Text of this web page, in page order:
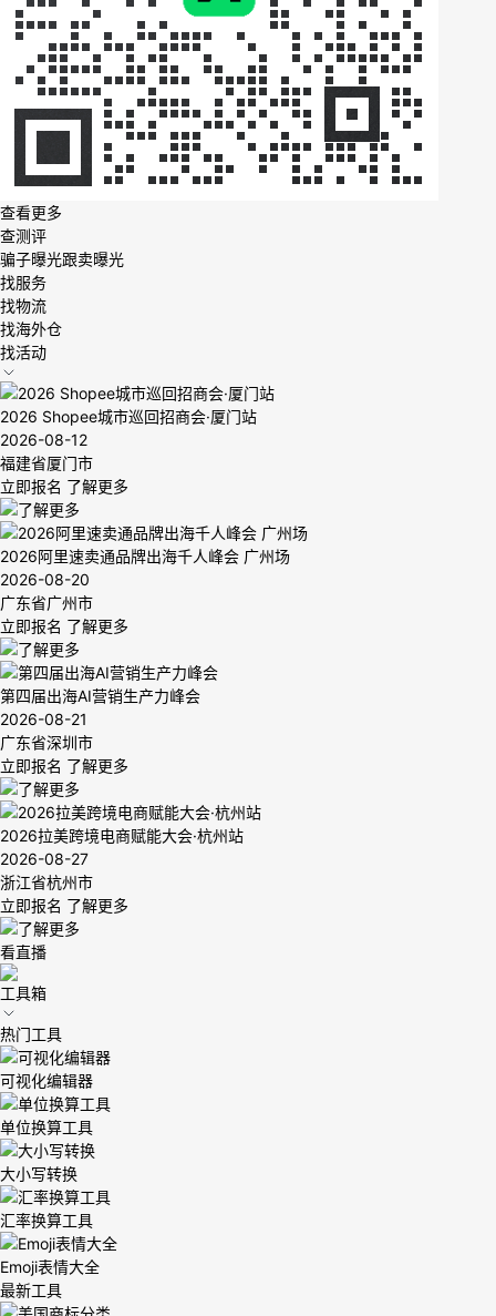
查看更多
查测评
骗子曝光跟卖曝光
找服务
找物流
找海外仓
找活动
2026 Shopee城市巡回招商会·厦门站
2026-08-12
福建省厦门市
立即报名 了解更多
2026阿里速卖通品牌出海千人峰会 广州场
2026-08-20
广东省广州市
立即报名 了解更多
第四届出海AI营销生产力峰会
2026-08-21
广东省深圳市
立即报名 了解更多
2026拉美跨境电商赋能大会·杭州站
2026-08-27
浙江省杭州市
立即报名 了解更多
看直播
工具箱
热门工具
可视化编辑器
单位换算工具
大小写转换
汇率换算工具
Emoji表情大全
最新工具